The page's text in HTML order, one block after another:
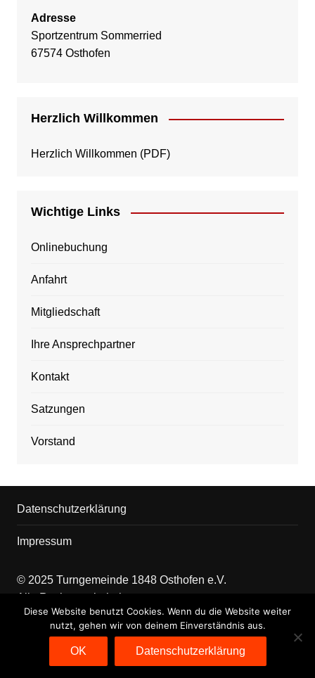
Adresse
Sportzentrum Sommerried
67574 Osthofen
Herzlich Willkommen
Herzlich Willkommen (PDF)
Wichtige Links
Onlinebuchung
Anfahrt
Mitgliedschaft
Ihre Ansprechpartner
Kontakt
Satzungen
Vorstand
Datenschutzerklärung
Impressum
© 2025 Turngemeinde 1848 Osthofen e.V.
Alle Rechte vorbehalten
Kontakt
Diese Website benutzt Cookies. Wenn du die Website weiter
nutzt, gehen wir von deinem Einverständnis aus.
OK Datenschutzerklärung